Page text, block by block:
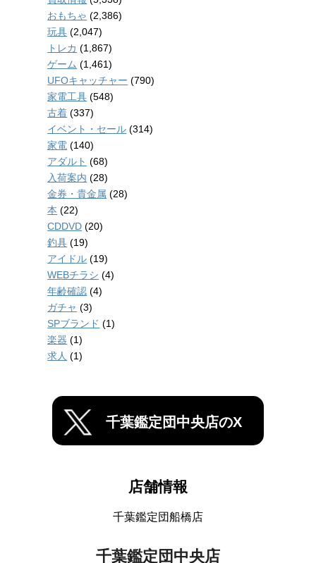
おもちゃ (2,386)
玩具 (2,047)
トレカ (1,867)
ゲーム (1,461)
UFOキャッチャー (790)
家電工具 (548)
古着 (337)
イベント・セール (314)
家電 (140)
アダルト (68)
入荷案内 (28)
金券・貴金属 (28)
本 (22)
CDDVD (20)
釣具 (19)
アイドル (19)
WEBチラシ (4)
年齢確認 (4)
ガチャ (3)
SPブランド (1)
楽器 (1)
求人 (1)
千葉鑑定団中央店のX
店舗情報
千葉鑑定団船橋店
千葉鑑定団中央店